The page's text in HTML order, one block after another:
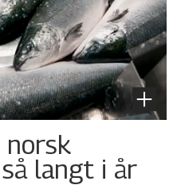
norsk
langt i år